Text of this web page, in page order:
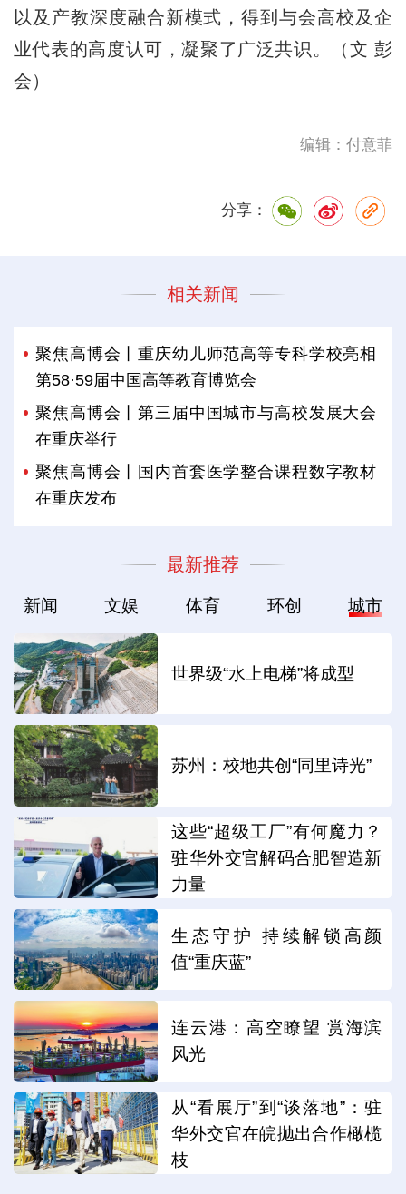
以及产教深度融合新模式，得到与会高校及企
业代表的高度认可，凝聚了广泛共识。（文 彭
会）
编辑：付意菲
分享：
相关新闻
聚焦高博会丨重庆幼儿师范高等专科学校亮相
第58·59届中国高等教育博览会
聚焦高博会丨第三届中国城市与高校发展大会
在重庆举行
聚焦高博会丨国内首套医学整合课程数字教材
在重庆发布
最新推荐
新闻 文娱 体育 环创 城市
世界级“水上电梯”将成型
苏州：校地共创“同里诗光”
这些“超级工厂”有何魔力？
驻华外交官解码合肥智造新
力量
生态守护 持续解锁高颜
值“重庆蓝”
连云港：高空瞭望 赏海滨
风光
从“看展厅”到“谈落地”：驻
华外交官在皖抛出合作橄榄
枝